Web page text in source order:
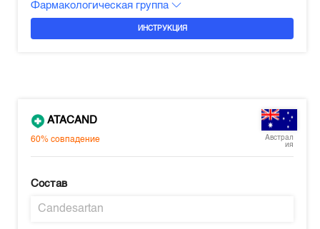
Фармакологическая группа
ИНСТРУКЦИЯ
ATACAND
60%совпадение
Австрал
ия
Состав
Candesartan